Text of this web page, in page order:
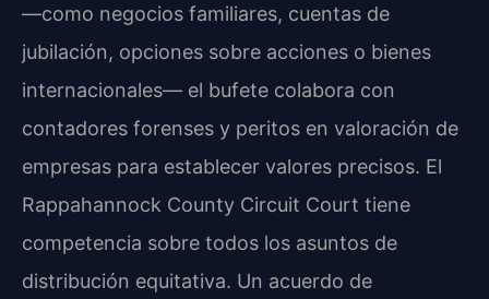
—como negocios familiares, cuentas de
jubilación, opciones sobre acciones o bienes
internacionales— el bufete colabora con
contadores forenses y peritos en valoración de
empresas para establecer valores precisos. El
Rappahannock County Circuit Court tiene
competencia sobre todos los asuntos de
distribución equitativa. Un acuerdo de